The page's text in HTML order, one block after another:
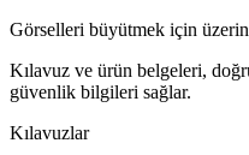
Görselleri büyütmek için
Kılavuz ve ürün belgeleri,
güvenlik bilgileri sağlar.
Kılavuzlar